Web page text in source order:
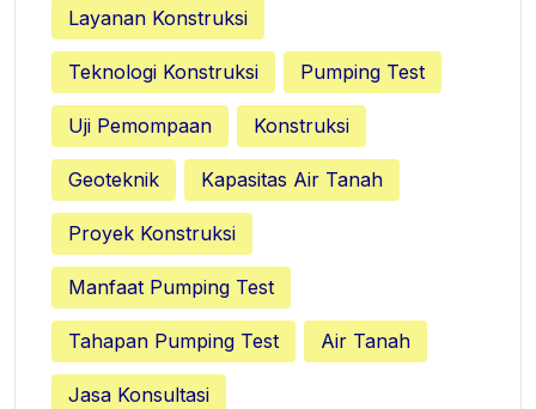
Layanan Konstruksi
Teknologi Konstruksi Pumping Test
Uji Pemompaan Konstruksi
Geoteknik Kapasitas Air Tanah
Proyek Konstruksi
Manfaat Pumping Test
Tahapan Pumping Test Air Tanah
Jasa Konsultasi